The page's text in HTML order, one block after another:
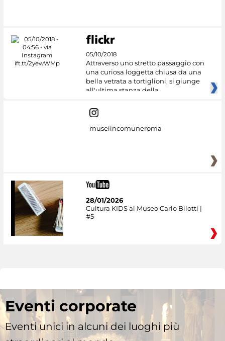
05/10/2018
Attraverso uno stretto passaggio con
una curiosa loggetta chiusa da una
bella vetrata a tortiglioni, si giunge
all'ultima stanza della
museiincomuneroma
28/01/2026
Cultura KIDS al Museo Carlo Bilotti |
#5
Eventi corporate
Eventi unici in alcuni dei luoghi più